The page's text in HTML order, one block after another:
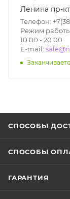
Ленина пр-
Телефон:
Режим
10:00 - 20:00
E-mail:
СПОСОБЫ
СПОСОБЫ
ГАРАНТИЯ